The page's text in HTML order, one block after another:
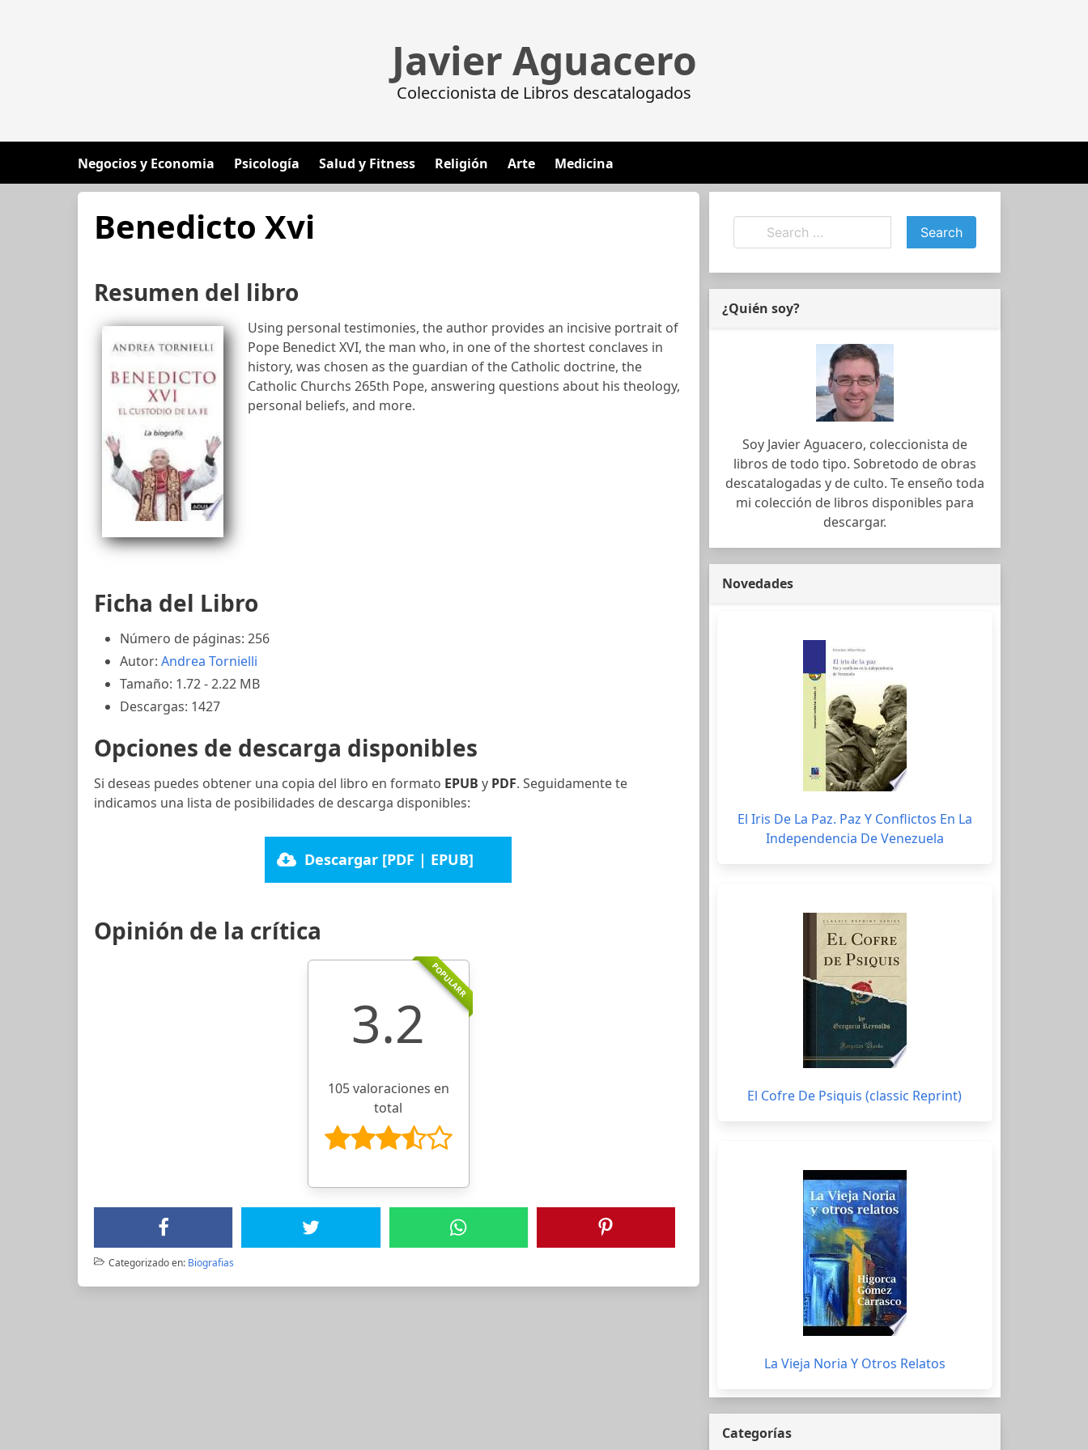
Javier Aguacero
Coleccionista de Libros descatalogados
Negocios y Economia Psicología Salud y Fitness Religión Arte Medicina
Benedicto Xvi
Resumen del libro
Using personal testimonies, the author provides an incisive portrait of
Pope Benedict XVI, the man who, in one of the shortest conclaves in
history, was chosen as the guardian of the Catholic doctrine, the
Catholic Churchs 265th Pope, answering questions about his theology,
personal beliefs, and more.
Ficha del Libro
Número de páginas: 256
Autor: Andrea Tornielli
Tamaño: 1.72 - 2.22 MB
Descargas: 1427
Opciones de descarga disponibles
Si deseas puedes obtener una copia del libro en formato EPUB y PDF. Seguidamente te
indicamos una lista de posibilidades de descarga disponibles:
Descargar [PDF | EPUB]
Opinión de la crítica
POPULARR
3.2
105 valoraciones en
total
Categorizado en: Biografias
¿Quién soy?
Soy Javier Aguacero, coleccionista de
libros de todo tipo. Sobretodo de obras
descatalogadas y de culto. Te enseño toda
mi colección de libros disponibles para
descargar.
Novedades
El Iris De La Paz. Paz Y Conflictos En La
Independencia De Venezuela
El Cofre De Psiquis (classic Reprint)
La Vieja Noria Y Otros Relatos
Categorías